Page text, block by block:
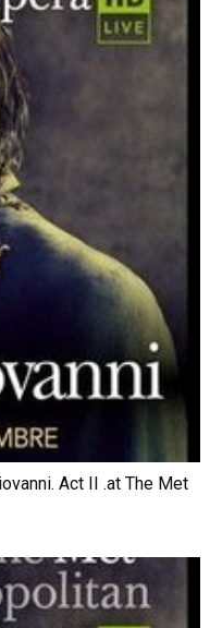
Act II .at The Met